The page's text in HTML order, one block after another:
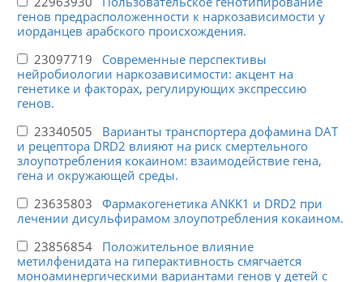
генов предрасположенности к наркозависимости у
иорданцев арабского происхождения.
23097719 Современные перспективы
нейробиологии наркозависимости: акцент на
генетике и факторах, регулирующих экспрессию
генов.
23340505 Варианты транспортера дофамина DAT
и рецептора DRD2 влияют на риск смертельного
злоупотребления кокаином: взаимодействие гена,
гена и окружающей среды.
23635803 Фармакогенетика ANKK1 и DRD2 при
лечении дисульфирамом злоупотребления кокаином.
23856854 Положительное влияние
метилфенидата на гиперактивность смягчается
моноаминергическими вариантами генов у детей с